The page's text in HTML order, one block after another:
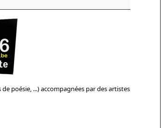
poésie, ...) accompagnées par des artistes